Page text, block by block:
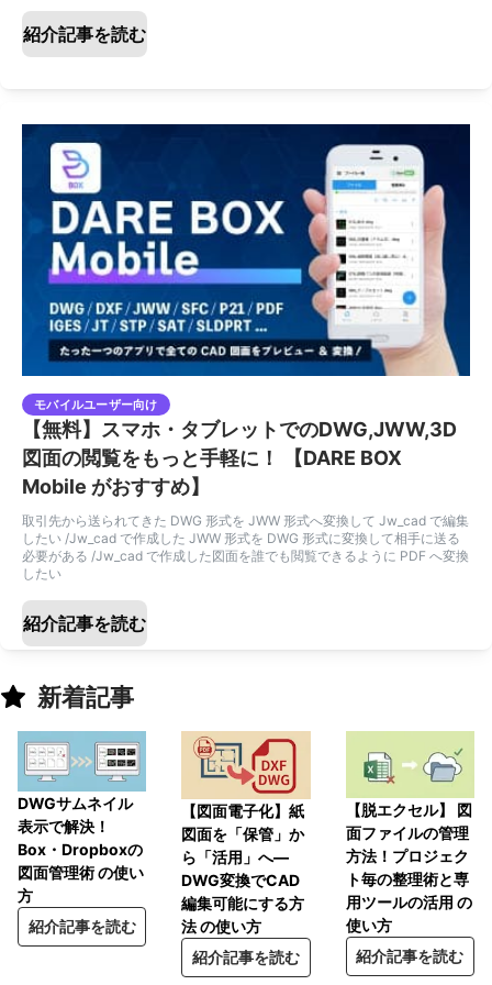
紹介記事を読む
モバイルユーザー向け
【無料】スマホ・タブレットでのDWG,JWW,3D
図面の閲覧をもっと手軽に！ 【DARE BOX
Mobile がおすすめ】
取引先から送られてきた DWG 形式を JWW 形式へ変換して Jw_cad で編集
したい /Jw_cad で作成した JWW 形式を DWG 形式に変換して相手に送る
必要がある /Jw_cad で作成した図面を誰でも閲覧できるように PDF へ変換
したい
紹介記事を読む
新着記事
DWGサムネイル
表示で解決！
Box・Dropboxの
図面管理術 の使い
方
紹介記事を読む
【図面電子化】紙
図面を「保管」か
ら「活用」へ―
DWG変換でCAD
編集可能にする方
法 の使い方
紹介記事を読む
【脱エクセル】 図
面ファイルの管理
方法！プロジェク
ト毎の整理術と専
用ツールの活用 の
使い方
紹介記事を読む